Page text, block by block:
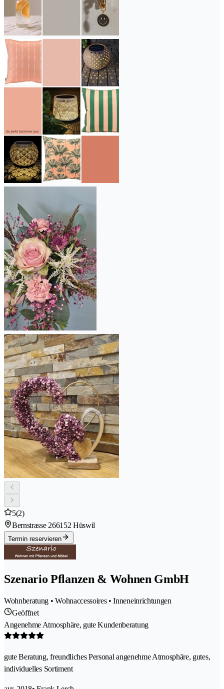
5(2)
Bernstrasse 266152 Hüswil
Termin reservieren
Szenario Pflanzen & Wohnen GmbH
Wohnberatung • Wohnaccessoires • Inneneinrichtungen
Geöffnet
Angenehme Atmosphäre, gute Kundenberatung
gute Beratung, freundliches Personal angenehme Atmosphäre, gutes,
individuelles Sortiment